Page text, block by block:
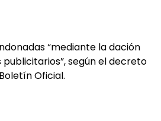
“mediante la dación
según el decreto
Oficial.